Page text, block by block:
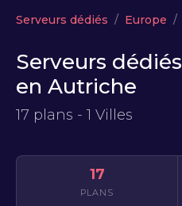
Serveurs dédiés Europe
Serveurs dédiés
en Autriche
17 plans - 1 Villes
17
PLANS